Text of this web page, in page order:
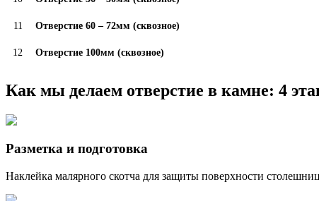
11 Отверстие 60 – 72мм (сквозное)
12 Отверстие 100мм (сквозное)
Как мы делаем отверстие в камне: 4
Разметка и подготовка
Наклейка малярного скотча для защиты поверхности